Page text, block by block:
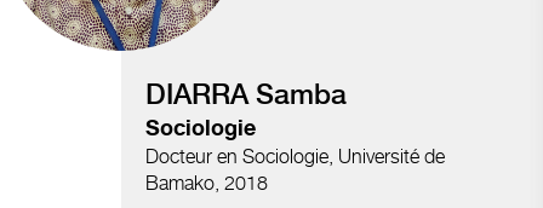
DIARRA Samba
Sociologie
Docteur en Sociologie, Université de
Bamako, 2018